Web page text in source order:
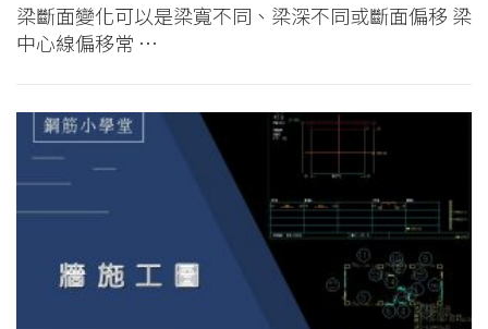
梁斷面變化可以是梁寬不同、梁深不同或斷面偏移 梁
中心線偏移常 …